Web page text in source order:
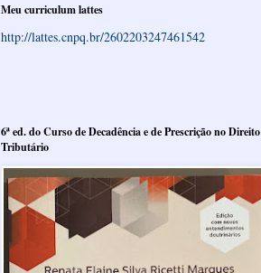
Meu curriculum lattes
http://lattes.cnpq.br/2602203247461542
6ª ed. do Curso de Decadência e de Prescrição no Direito
Tributário